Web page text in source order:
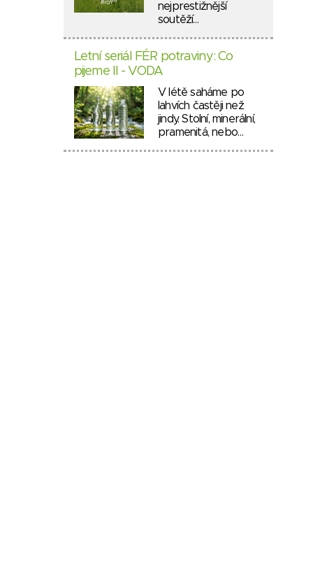
nejprestižnější
soutěží…
Letní seriál FÉR potraviny: Co
pijeme II - VODA
V létě saháme po
lahvích častěji než
jindy. Stolní, minerální,
pramenitá, nebo…